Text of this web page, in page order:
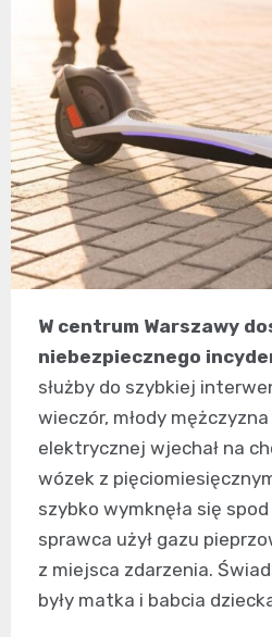
W centrum Warszawy
niebezpiecznego
służby do szybkiej
wieczór, młody
elektrycznej wjechał na
wózek z
szybko wymknęła się
sprawca użył gazu
z miejsca zdarzenia.
były matka i babcia